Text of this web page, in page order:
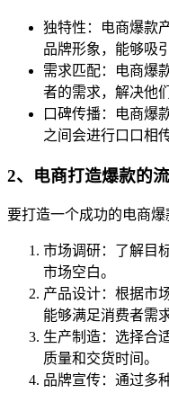
独特性：电商爆款
品牌形象，能够吸
需求匹配：电商爆
者的需求，解决他
口碑传播：电商爆
之间会进行口口相
2、电商打造爆款的
要打造一个成功的电商爆
市场调研：了解目
市场空白。
产品设计：根据市
能够满足消费者需
生产制造：选择合
质量和交货时间。
品牌宣传：通过多